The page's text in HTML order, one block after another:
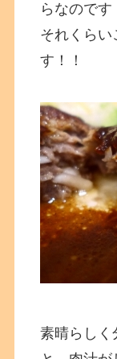
らなのです
それくら
す！！
素晴らしく